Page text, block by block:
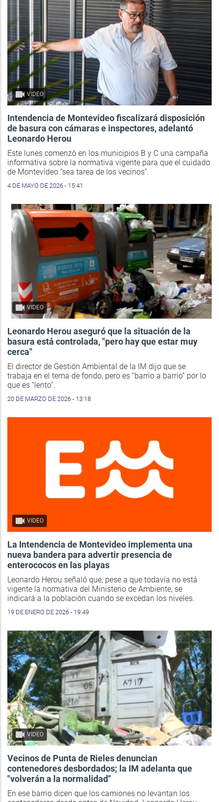
VIDEO
Intendencia de Montevideo fiscalizará disposición
de basura con cámaras e inspectores, adelantó
Leonardo Herou
Este lunes comenzó en los municipios B y C una campaña
informativa sobre la normativa vigente para que el cuidado
de Montevideo “sea tarea de los vecinos”.
4 DE MAYO DE 2026 - 15:41
VIDEO
Leonardo Herou aseguró que la situación de la
basura está controlada, "pero hay que estar muy
cerca"
El director de Gestión Ambiental de la IM dijo que se
trabaja en el tema de fondo, pero es “barrio a barrio” por lo
que es “lento”.
20 DE MARZO DE 2026 - 13:18
VIDEO
La Intendencia de Montevideo implementa una
nueva bandera para advertir presencia de
enterococos en las playas
Leonardo Herou señaló que, pese a que todavía no está
vigente la normativa del Ministerio de Ambiente, se
indicará a la población cuando se excedan los niveles.
19 DE ENERO DE 2026 - 19:49
VIDEO
Vecinos de Punta de Rieles denuncian
contenedores desbordados; la IM adelanta que
"volverán a la normalidad"
En ese barrio dicen que los camiones no levantan los